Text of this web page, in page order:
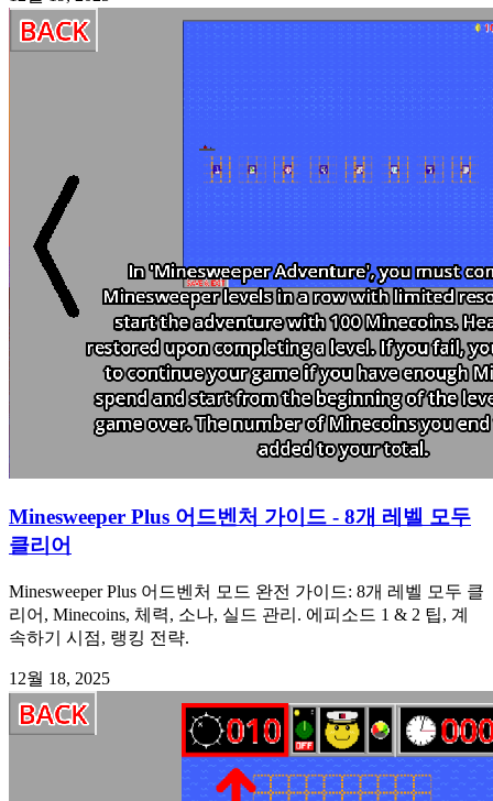
Minesweeper Plus 어드벤처 가이드 - 8개 레벨 모두
클리어
Minesweeper Plus 어드벤처 모드 완전 가이드: 8개 레벨 모두 클
리어, Minecoins, 체력, 소나, 실드 관리. 에피소드 1 & 2 팁, 계
속하기 시점, 랭킹 전략.
12월 18, 2025